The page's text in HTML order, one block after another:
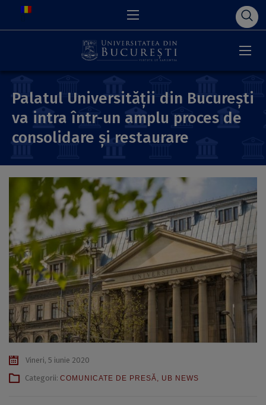
Palatul Universității din București
va intra într-un amplu proces de
consolidare și restaurare
Vineri, 5 iunie 2020
Categorii: COMUNICATE DE PRESĂ, UB NEWS